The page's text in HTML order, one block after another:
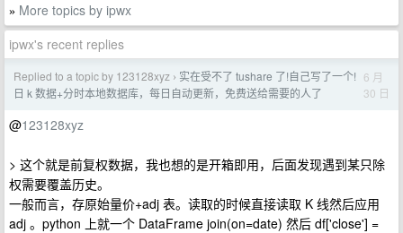
» More topics by ipwx
ipwx's recent replies
Replied to a topic by 123128xyz › 实在受不了 tushare 了!自己写了一个!
日 k 数据+分时本地数据库，每日自动更新，免费送给需要的人了
6 月
30 日
@123128xyz
> 这个就是前复权数据，我也想的是开箱即用，后面发现遇到某只除
权需要覆盖历史。
一般而言，存原始量价+adj 表。读取的时候直接读取 K 线然后应用
adj 。python 上就一个 DataFrame join(on=date) 然后 df['close'] =